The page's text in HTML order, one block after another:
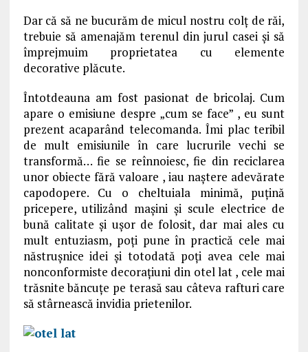
Dar că să ne bucurăm de micul nostru colț de răi,
trebuie să amenajăm terenul din jurul casei și să
împrejmuim proprietatea cu elemente
decorative plăcute.
Întotdeauna am fost pasionat de bricolaj. Cum
apare o emisiune despre „cum se face” , eu sunt
prezent acaparând telecomanda. Îmi plac teribil
de mult emisiunile în care lucrurile vechi se
transformă… fie se reînnoiesc, fie din reciclarea
unor obiecte fără valoare , iau naştere adevărate
capodopere. Cu o cheltuiala minimă, puţină
pricepere, utilizând maşini şi scule electrice de
bună calitate şi uşor de folosit, dar mai ales cu
mult entuziasm, poţi pune în practică cele mai
năstruşnice idei şi totodată poţi avea cele mai
nonconformiste decoraţiuni din otel lat , cele mai
trăsnite băncuţe pe terasă sau câteva rafturi care
să stârnească invidia prietenilor.